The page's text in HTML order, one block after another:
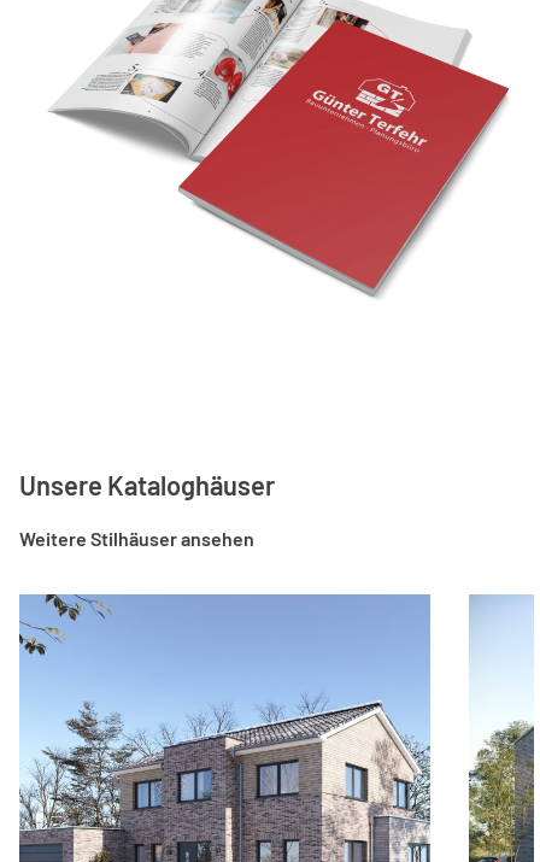
Unsere Kataloghäuser
Weitere Stilhäuser ansehen